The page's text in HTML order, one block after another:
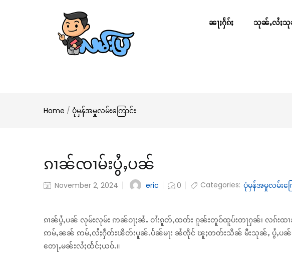
ၼႃႈႁႅၵ်ႈ သုၼ်ႇလႆႈသု
Home / ပုံမှန်အမှုလမ်းကြောင်း
ၵၢၼ်ၸၢမ်းပွႆႇပၼ်
November 2, 2024 eric 0 Categories: ပုံမှန်အမှုလမ်းကြ
ၵၢၼ်ပွႆႇပၼ် လုမ်းလုမ်း ဢၼ်ဝႃႈၼႆႉ ဝၢႆးၵူတ်ႇထတ်း ၵူၼ်းတူဝ်ထူပ်းတႃႁၼ်၊ လၵ်း
ဢမ်ႇၼၼ် ဢမ်ႇလႆႈႁဵတ်းၽိတ်းပူၼ်ႉပႅၼ်မႃး ၼႆၸိုင် ၽူႈတတ်းသိၼ် မီးသုၼ်ႇ ပွႆႇပၼ်ၽူႈ
တေႃႇမၼ်းလႆႈထႅင်ႈယဝ်ႉ။